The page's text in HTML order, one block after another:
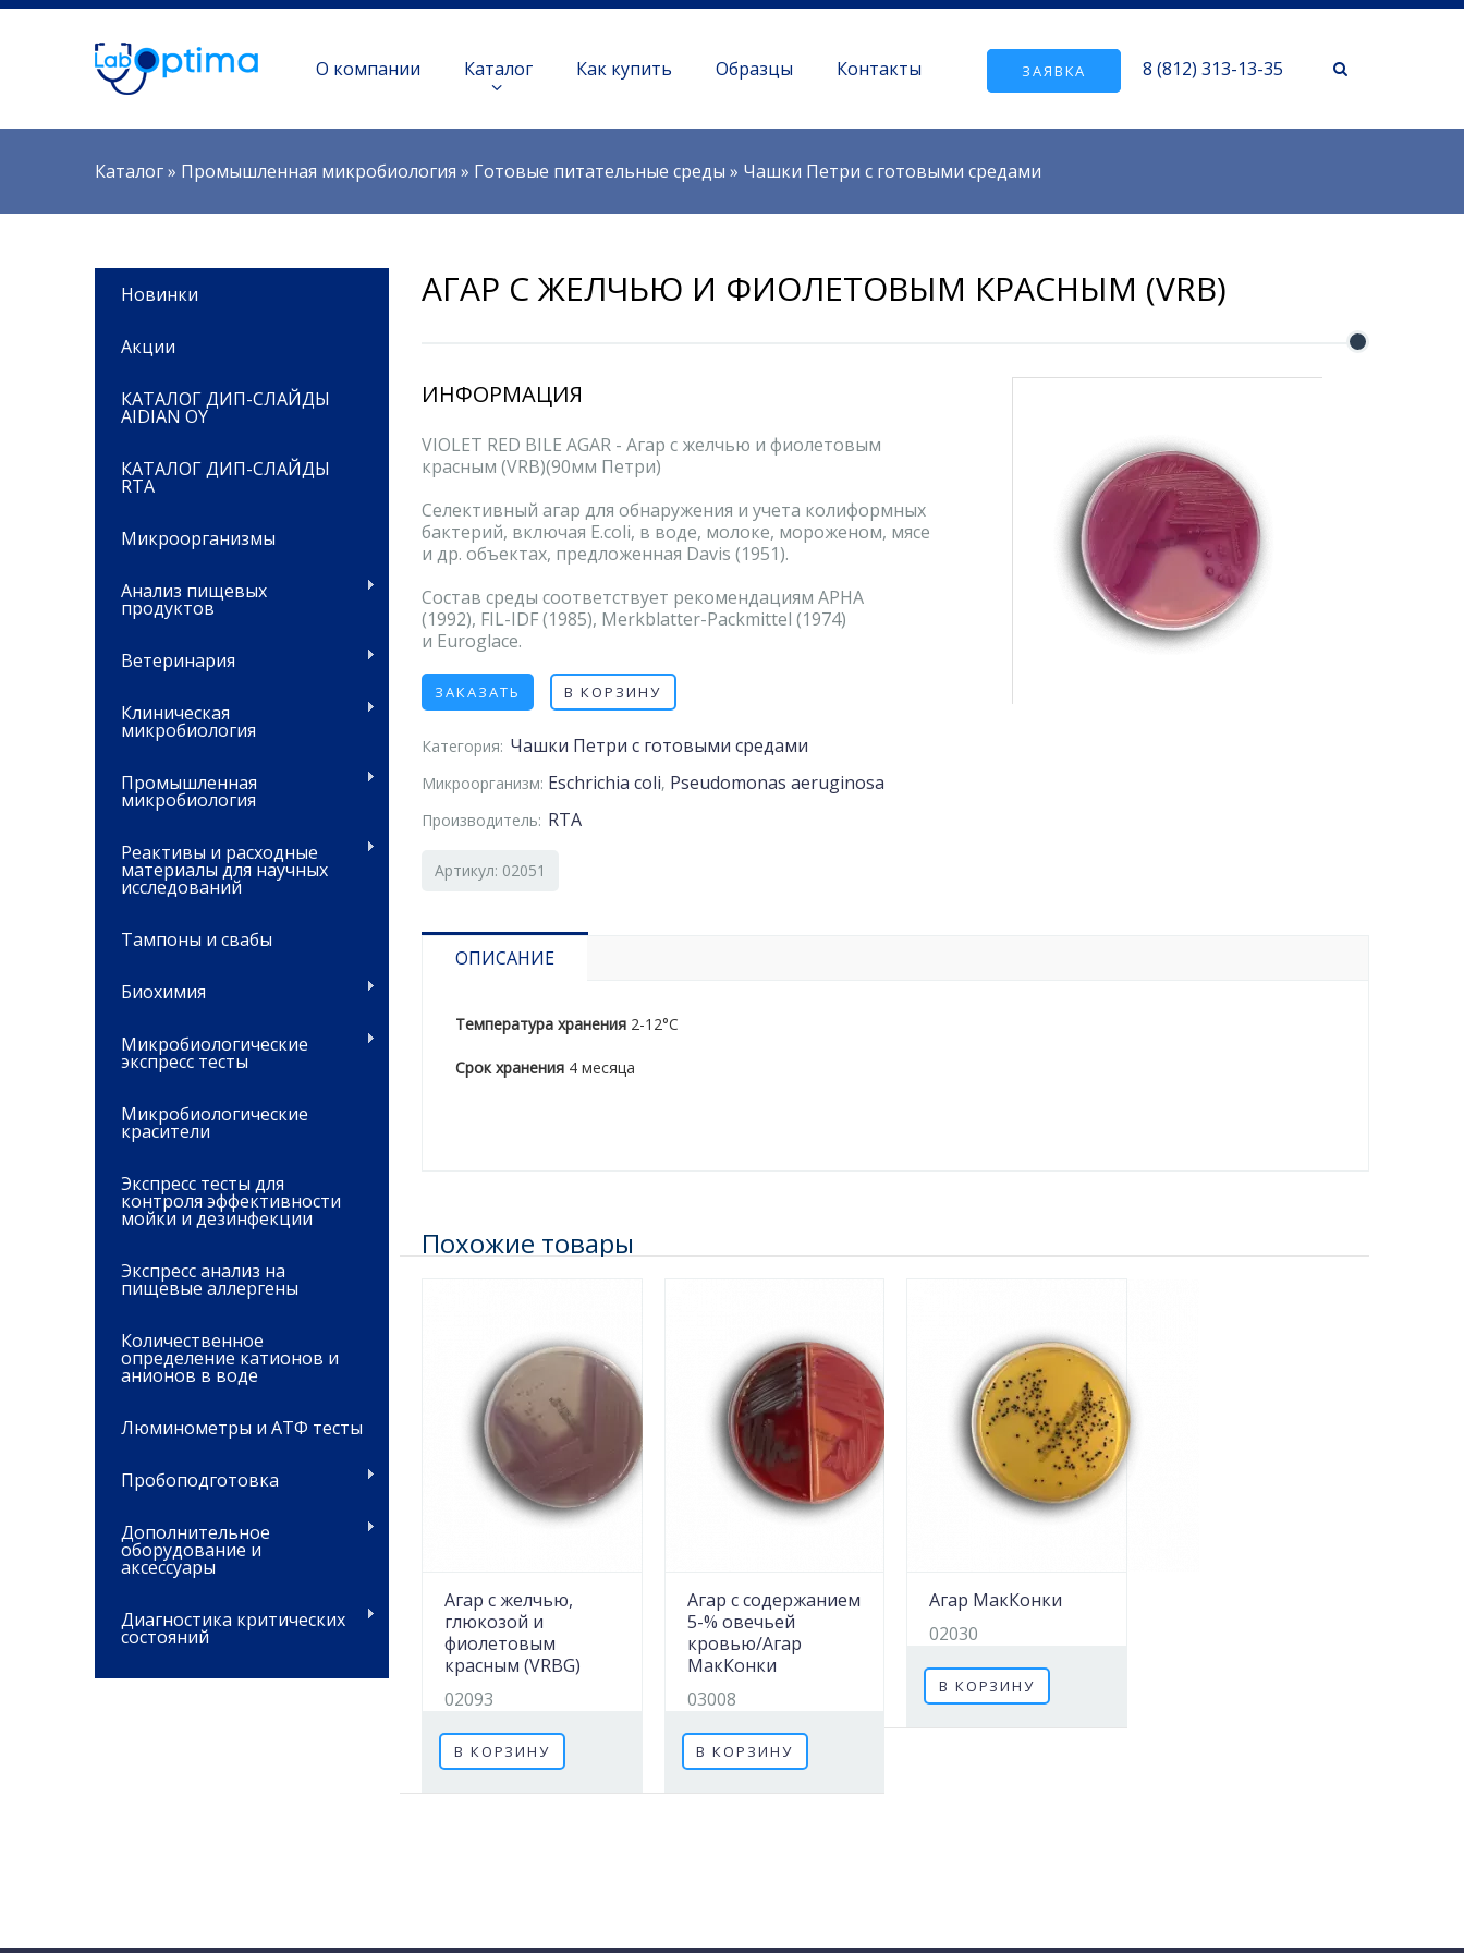
О компании Каталог Как купить Образцы Контакты ЗАЯВКА 8 (812) 313-13-35
Вы здесь
Каталог» Промышленная микробиология » Готовые питательные среды » Чашки Петри с готовыми средами
Новинки
Акции
КАТАЛОГ ДИП-СЛАЙДЫ
AIDIAN OY
КАТАЛОГ ДИП-СЛАЙДЫ
RTA
Микроорганизмы
Анализ пищевых
продуктов
Ветеринария
Клиническая
микробиология
Промышленная
микробиология
Реактивы и расходные
материалы для научных
исследований
Тампоны и свабы
Биохимия
Микробиологические
экспресс тесты
Микробиологические
красители
Экспресс тесты для
контроля эффективности
мойки и дезинфекции
Экспресс анализ на
пищевые аллергены
Количественное
определение катионов и
анионов в воде
Люминометры и АТФ тесты
Пробоподготовка
Дополнительное
оборудование и
аксессуары
Диагностика критических
состояний
АГАР С ЖЕЛЧЬЮ И ФИОЛЕТОВЫМ КРАСНЫМ (VRB)
ИНФОРМАЦИЯ
VIOLET RED BILE AGAR - Агар с желчью и фиолетовым
красным (VRB)(90мм Петри)
Селективный агар для обнаружения и учета колиформных
бактерий, включая Е.coli, в воде, молоке, мороженом, мясе
и др. объектах, предложенная Davis (1951).
Состав среды соответствует рекомендациям АРНА
(1992), FIL-IDF (1985), Merkblatter-Packmittel (1974)
и Euroglace.
ЗАКАЗАТЬ В КОРЗИНУ
Категория: Чашки Петри с готовыми средами
Микроорганизм: Eschrichia coli, Pseudomonas aeruginosa
Производитель: RTA
Артикул: 02051
ОПИСАНИЕ
Tемпература хранения 2-12°С
Срок хранения 4 месяца
Похожие товары
Агар с желчью,
глюкозой и
фиолетовым
красным (VRBG)
02093
В КОРЗИНУ
Агар с содержанием
5-% овечьей
кровью/Агар
МакКонки
03008
В КОРЗИНУ
Агар МакКонки
02030
В КОРЗИНУ